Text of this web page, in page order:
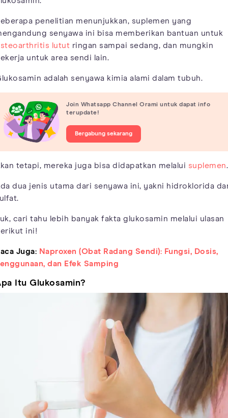
penelitian menunjukkan, suplemen yang
senyawa ini bisa memberikan bantuan untuk
lutut ringan sampai sedang, dan mungkin
untuk area sendi lain.
adalah senyawa kimia alami dalam tubuh.
Join Whatsapp Channel Orami untuk dapat info
terupdate!
Bergabung sekarang
tetapi, mereka juga bisa didapatkan melalui suplemen.
dua jenis utama dari senyawa ini, yakni hidroklorida
cari tahu lebih banyak fakta glukosamin melalui ulasan
ini!
Juga: Naproxen (Obat Radang Sendi): Fungsi, Dosis,
dan Efek Samping
Itu Glukosamin?